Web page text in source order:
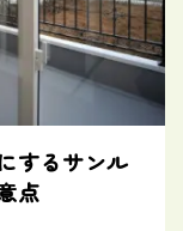
するサンル
点